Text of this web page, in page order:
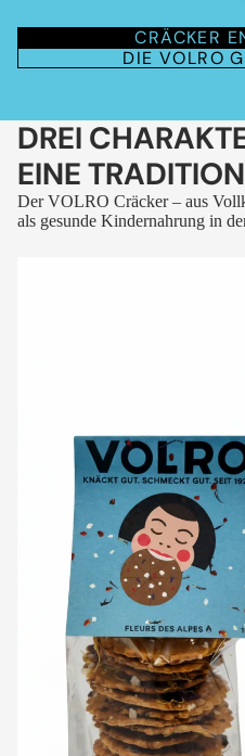
CRÄCKER
DIE VOLRO
DREI
EINE
Der VOLRO Cräcker – aus
als gesunde Kindernahrung in